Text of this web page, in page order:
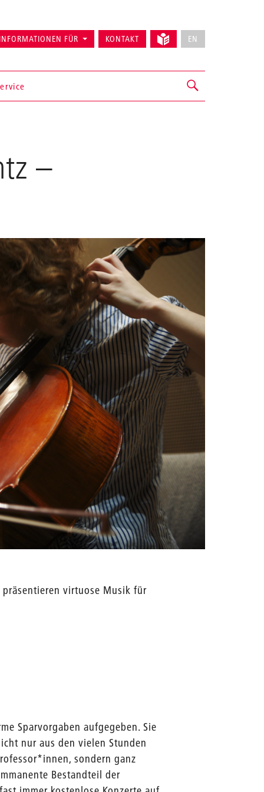
FÜR KONTAKT EN
–
präsentieren virtuose Musik für
Sparvorgaben aufgegeben. Sie
nur aus den vielen Stunden
sondern ganz
Bestandteil der